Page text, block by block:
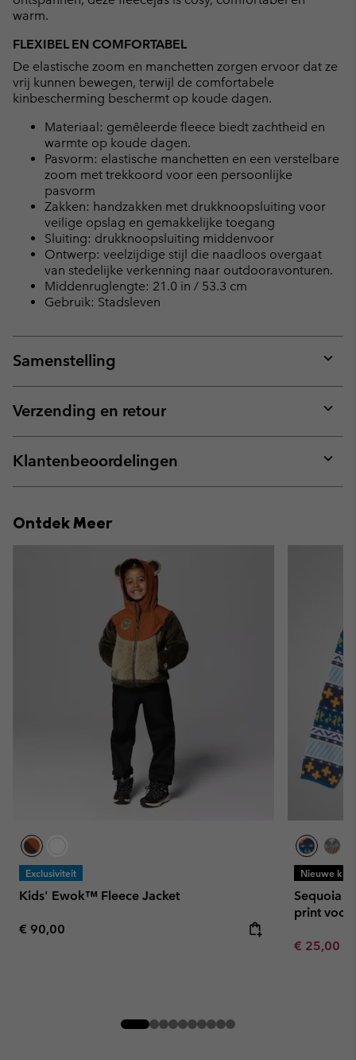
warm.
FLEXIBEL EN COMFORTABEL
De elastische zoom en manchetten zorgen ervoor dat ze
vrij kunnen bewegen, terwijl de comfortabele
kinbescherming beschermt op koude dagen.
Materiaal: gemêleerde fleece biedt zachtheid en
warmte op koude dagen.
Pasvorm: elastische manchetten en een verstelbare
zoom met trekkoord voor een persoonlijke
pasvorm
Zakken: handzakken met drukknoopsluiting voor
veilige opslag en gemakkelijke toegang
Sluiting: drukknoopsluiting middenvoor
Ontwerp: veelzijdige stijl die naadloos overgaat
van stedelijke verkenning naar outdooravonturen.
Middenruglengte: 21.0 in / 53.3 cm
Gebruik: Stadsleven
Samenstelling
or
Verzending en retour
or
Klantenbeoordelingen
or
Ontdek Meer
Exclusiviteit
Kids' Ewok™ Fleece Jacket
Regular price:
€ 90,00
Nieuwe
Sequoia
print voor
Minimum
€ 25,00